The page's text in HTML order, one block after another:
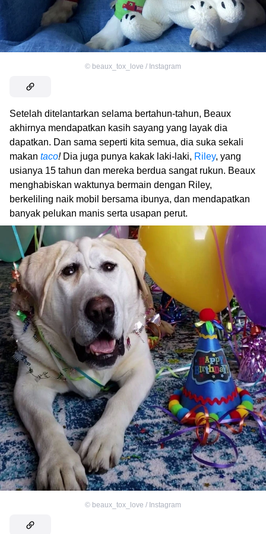
© beaux_tox_love / Instagram
Setelah ditelantarkan selama bertahun-tahun, Beaux
akhirnya mendapatkan kasih sayang yang layak dia
dapatkan. Dan sama seperti kita semua, dia suka sekali
makan taco!Dia juga punya kakak laki-laki, Riley, yang
usianya 15 tahun dan mereka berdua sangat rukun. Beaux
menghabiskan waktunya bermain dengan Riley,
berkeliling naik mobil bersama ibunya, dan mendapatkan
banyak pelukan manis serta usapan perut.
© beaux_tox_love / Instagram